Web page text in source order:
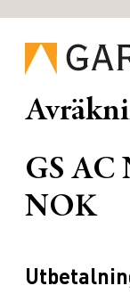
GS AC
NOK